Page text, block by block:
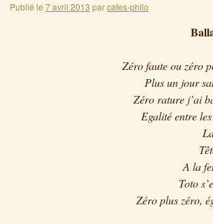
Publié le 7 avril 2013 parcafes-philo
Zéro faute ou zéro
Plus un jour
Zéro rature j’ai
Egalité entre
A la
Toto
Zéro plus zéro,